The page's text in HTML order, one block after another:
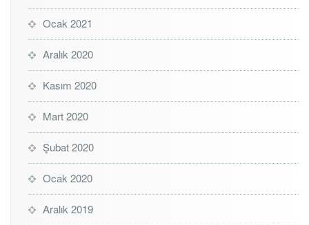
Ocak 2021
Aralık 2020
Kasım 2020
Mart 2020
Şubat 2020
Ocak 2020
Aralık 2019